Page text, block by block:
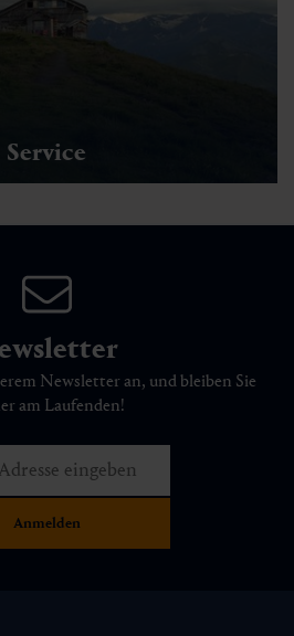
Service
Newsletter an, und bleiben Sie
am Laufenden!